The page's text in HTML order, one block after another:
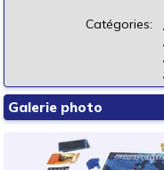
Catégories:
Galerie photo